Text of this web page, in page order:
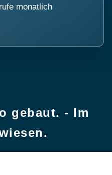
monatlich
gebaut. - Im